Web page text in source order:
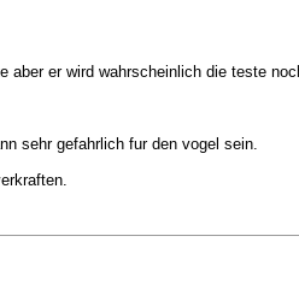
er wird wahrscheinlich die teste
sehr gefahrlich fur den vogel sein.